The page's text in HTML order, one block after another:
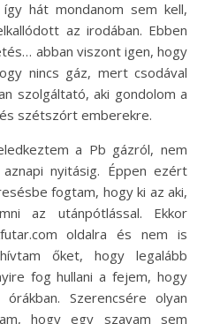
hát mondanom sem kell,
az irodában. Ebben
abban viszont igen, hogy
nincs gáz, mert csodával
szolgáltató, aki gondolom a
szétszórt emberekre.
a Pb gázról, nem
nyitásig. Éppen ezért
fogtam, hogy ki az aki,
az utánpótlással. Ekkor
oldalra és nem is
őket, hogy legalább
fog hullani a fejem, hogy
Szerencsére olyan
hogy egy szavam sem